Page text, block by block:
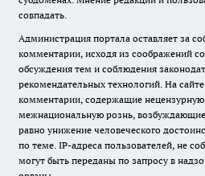
совпадать.
Администрация портала оставляет за
комментарии, исходя из соображений
обсуждения тем и соблюдения
рекомендательных технологий. На
комментарии, содержащие
межнациональную рознь,
равно унижение человеческого
по теме. IP-адреса пользователей, не
могут быть переданы по запросу в